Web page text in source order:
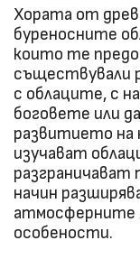
Хората от
буреносните
които те
съществували
с облаците, с
боговете или
развитието на
изучават
начин
атмосферните
особености.